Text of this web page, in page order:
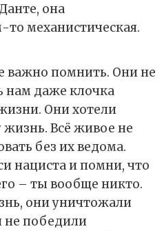
она
то механистическая.
важно помнить. Они не
нам даже клочка
Они хотели
Всё живое не
без их ведома.
нациста и помни, что
– ты вообще никто.
они уничтожали
не победили